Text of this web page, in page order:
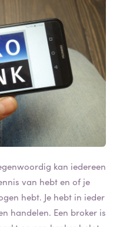
kan iedereen
van hebt en of je
hebt. Je hebt in ieder
handelen. Een broker is